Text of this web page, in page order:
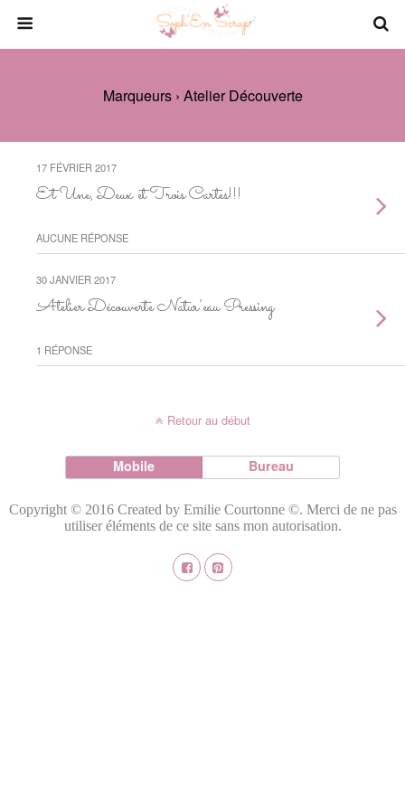
Marqueurs › Atelier Découverte
17 FÉVRIER 2017
Et Une, Deux et Trois Cartes!!!
AUCUNE RÉPONSE
30 JANVIER 2017
Atelier Découverte Natur’eau Pressing
1 RÉPONSE
Retour au début
Mobile Bureau
Copyright © 2016 Created by Emilie Courtonne ©. Merci de ne pas
utiliser éléments de ce site sans mon autorisation.